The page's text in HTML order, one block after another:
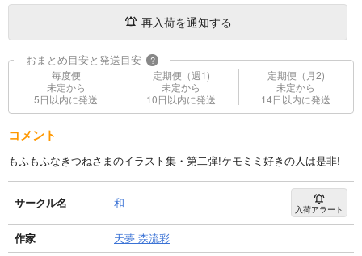
再入荷を通知する
おまとめ目安と発送目安 ?
毎度便
未定から
5日以内に発送
定期便（週1)
未定から
10日以内に発送
定期便（月2)
未定から
14日以内に発送
コメント
もふもふなきつねさまのイラスト集・第二弾!ケモミミ好きの人は是非!
サークル名 和 入荷アラート
作家
天夢 森流彩